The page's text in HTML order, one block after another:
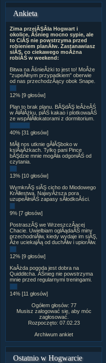
Ankieta
Zima przejĂŞÂła Hogwart i
okolice, Âśnieg mocno sypie, ale
to CiĂŞ nie powstrzyma przed
robieniem planĂłw. Zastanawiasz
siĂŞ, co ciekawego moÂżna
robiĂŚ w weekend:
Bitwa na ÂśnieÂżki to jest to! MoÂże
"zupeÂłnym przypadkiem" oberwie
od nas przechodzÂący obok Snape.
12% [9 głosów]
Plan to brak planu. BĂŞdĂŞ leÂżeĂŚ
w ÂłĂłÂżku, piĂŚ kakao i plotkowaĂŚ
ze wspĂłÂłlokatorami z dormitorium.
40% [31 głosów]
MĂłj nos utknie gÂłĂŞboko w
ksiÂąÂżkach. Tylko pani Pince
bĂŞdzie mnie mogÂła odgoniĂŚ od
czytania.
13% [10 głosów]
WymknĂŞ siĂŞ cicho do Miodowego
KrĂłlestwa. NajwyÂższa pora
uzupeÂłniĂŚ zapasy sÂłodkoÂści.
9% [7 głosów]
PostraszĂŞ we WrzeszczÂącej
Chacie. Uwielbiam oglÂądaĂŚ miny
przechodniĂłw, kiedy wydaje im siĂŞ,
Âże uciekajÂą od duchĂłw i upiorĂłw.
12% [9 głosów]
KaÂżda pogoda jest dobra na
Quidditcha. ÂŚnieg nie powstrzyma
mnie przed regularnymi treningami.
14% [11 głosów]
Ogółem głosów: 77
Musisz zalogować się, aby móc
zagłosować.
Rozpoczęto: 07.02.23
Archiwum ankiet
Ostatnio w Hogwarcie